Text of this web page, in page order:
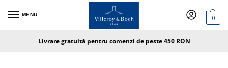
MENU 0
Livrare gratuită pentru comenzi de peste 450 RON